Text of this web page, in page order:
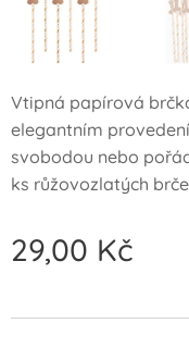
Vtipná papírová
elegantním
svobodou nebo
ks růžovozlatých
29,00 Kč